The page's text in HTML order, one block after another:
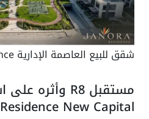
شقق للبيع العاصمة الإدارية r8 Janora Residance
Residence New Capital